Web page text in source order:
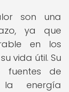
son una
ya que
en los
vida útil. Su
fuentes de
la energía